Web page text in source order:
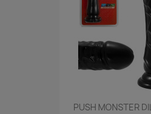
PUSH MONSTER